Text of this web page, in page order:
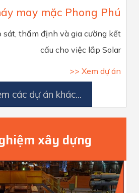
may mặc Phong Phú
sát, thẩm định và gia cường kết
cấu cho việc lắp Solar
>> Xem dự án
các dự án khác...
xây dựng